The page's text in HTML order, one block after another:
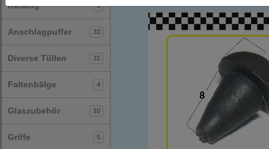
Katalog 1
Anschlagpuffer 33
Diverse Tüllen 31
Faltenbälge 4
Glaszubehör 10
Griffe 5